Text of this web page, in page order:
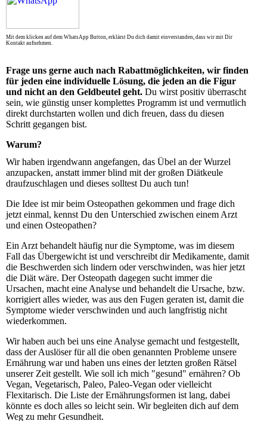
Frage uns gerne auch nach Rabattmöglichkeiten, wir finden
für jeden eine individuelle Lösung, die jeden an die Figur
und nicht an den Geldbeutel geht. Du wirst positiv überrascht
sein, wie günstig unser komplettes Programm ist und vermutlich
direkt durchstarten wollen und dich freuen, dass du diesen
Schritt gegangen bist.
Warum?
Wir haben irgendwann angefangen, das Übel an der Wurzel
anzupacken, anstatt immer blind mit der großen Diätkeule
draufzuschlagen und dieses solltest Du auch tun!
Die Idee ist mir beim Osteopathen gekommen und frage dich
jetzt einmal, kennst Du den Unterschied zwischen einem Arzt
und einen Osteopathen?
Ein Arzt behandelt häufig nur die Symptome, was im diesem
Fall das Übergewicht ist und verschreibt dir Medikamente, damit
die Beschwerden sich lindern oder verschwinden, was hier jetzt
die Diät wäre. Der Osteopath dagegen sucht immer die
Ursachen, macht eine Analyse und behandelt die Ursache, bzw.
korrigiert alles wieder, was aus den Fugen geraten ist, damit die
Symptome wieder verschwinden und auch langfristig nicht
wiederkommen.
Wir haben auch bei uns eine Analyse gemacht und festgestellt,
dass der Auslöser für all die oben genannten Probleme unsere
Ernährung war und haben uns eines der letzten großen Rätsel
unserer Zeit gestellt. Wie soll ich mich "gesund" ernähren? Ob
Vegan, Vegetarisch, Paleo, Paleo-Vegan oder vielleicht
Flexitarisch. Die Liste der Ernährungsformen ist lang, dabei
könnte es doch alles so leicht sein. Wir begleiten dich auf dem
Weg zu mehr Gesundheit.